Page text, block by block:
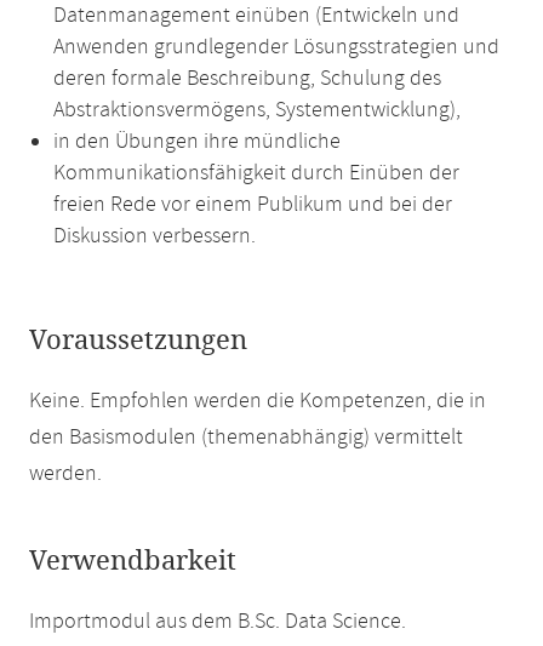
Datenmanagement einüben (Entwickeln und
Anwenden grundlegender Lösungsstrategien und
deren formale Beschreibung, Schulung des
Abstraktionsvermögens, Systementwicklung),
in den Übungen ihre mündliche
Kommunikationsfähigkeit durch Einüben der
freien Rede vor einem Publikum und bei der
Diskussion verbessern.
Voraussetzungen
Keine. Empfohlen werden die Kompetenzen, die in
den Basismodulen (themenabhängig) vermittelt
werden.
Verwendbarkeit
Importmodul aus dem B.Sc. Data Science.